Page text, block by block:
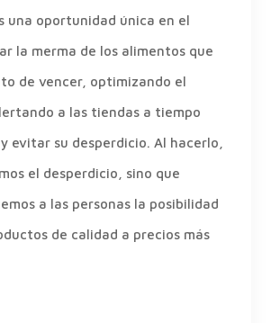
una oportunidad única en el
la merma de los alimentos que
de vencer, optimizando el
a las tiendas a tiempo
evitar su desperdicio. Al hacerlo,
el desperdicio, sino que
a las personas la posibilidad
de calidad a precios más